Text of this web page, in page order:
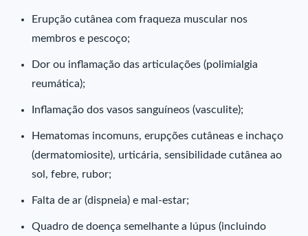
Erupção cutânea com fraqueza muscular nos
membros e pescoço;
Dor ou inflamação das articulações (polimialgia
reumática);
Inflamação dos vasos sanguíneos (vasculite);
Hematomas incomuns, erupções cutâneas e inchaço
(dermatomiosite), urticária, sensibilidade cutânea ao
sol, febre, rubor;
Falta de ar (dispneia) e mal-estar;
Quadro de doença semelhante a lúpus (incluindo